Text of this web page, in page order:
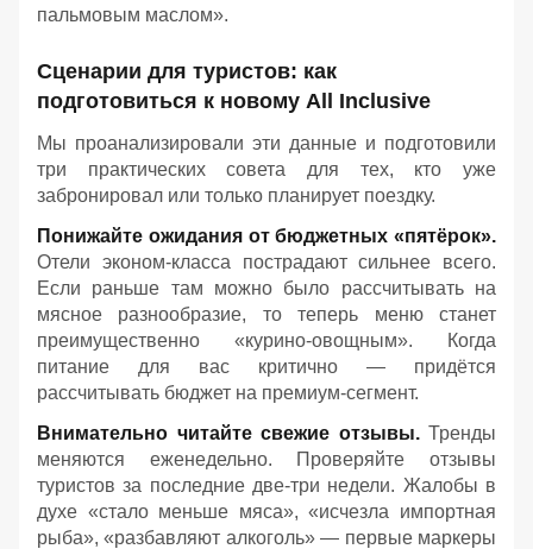
пальмовым маслом».
Сценарии для туристов: как
подготовиться к новому All Inclusive
Мы проанализировали эти данные и подготовили
три практических совета для тех, кто уже
забронировал или только планирует поездку.
Понижайте ожидания от бюджетных «пятёрок».
Отели эконом-класса пострадают сильнее всего.
Если раньше там можно было рассчитывать на
мясное разнообразие, то теперь меню станет
преимущественно «курино-овощным». Когда
питание для вас критично — придётся
рассчитывать бюджет на премиум-сегмент.
Внимательно читайте свежие отзывы.Тренды
меняются еженедельно. Проверяйте отзывы
туристов за последние две-три недели. Жалобы в
духе «стало меньше мяса», «исчезла импортная
рыба», «разбавляют алкоголь» — первые маркеры